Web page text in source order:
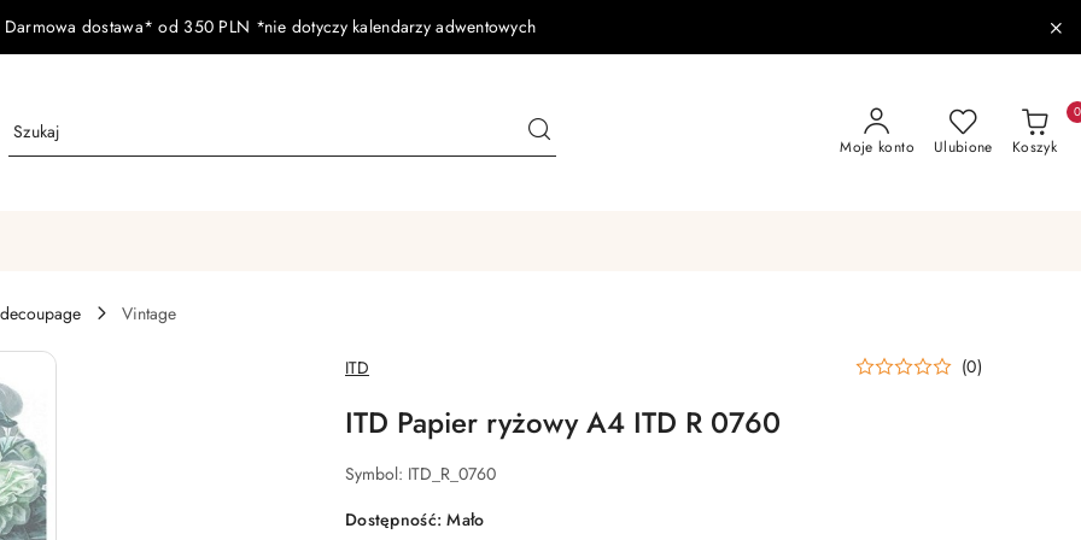
Darmowa dostawa* od 350 PLN *nie dotyczy kalendarzy adwentowych
Moje konto Ulubione Koszyk
0
Vintage
NAZWA
PRODUCENTA:
ITD (0)
ITD Papier ryżowy A4 ITD R 0760
Symbol: ITD_R_0760
Dostępność:Mało